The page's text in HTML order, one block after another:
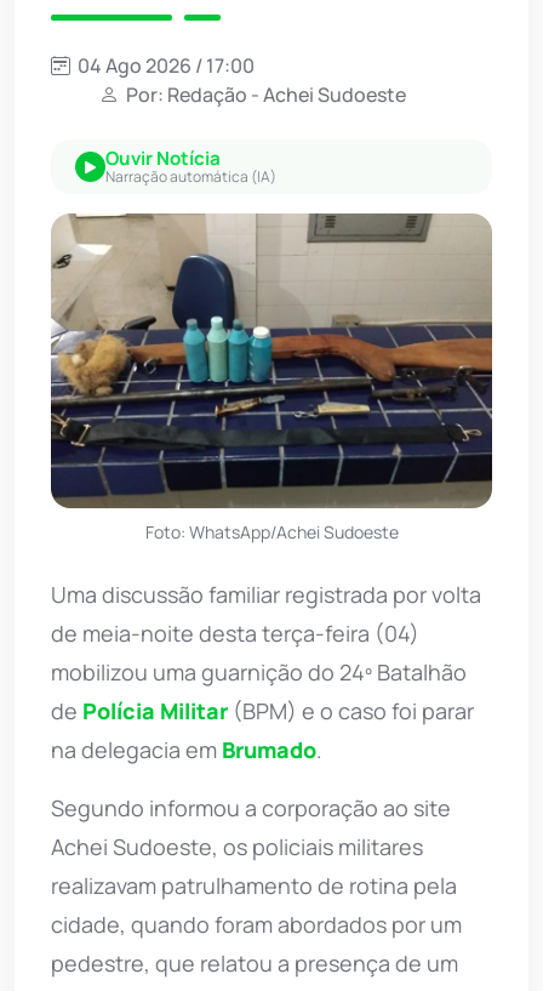
04 Ago 2026 / 17:00
Por: Redação - Achei Sudoeste
Ouvir Notícia
Narração automática (IA)
Foto: WhatsApp/Achei Sudoeste
Uma discussão familiar registrada por volta
de meia-noite desta terça-feira (04)
mobilizou uma guarnição do 24º Batalhão
de Polícia Militar (BPM) e o caso foi parar
na delegacia em Brumado.
Segundo informou a corporação ao site
Achei Sudoeste, os policiais militares
realizavam patrulhamento de rotina pela
cidade, quando foram abordados por um
pedestre, que relatou a presença de um